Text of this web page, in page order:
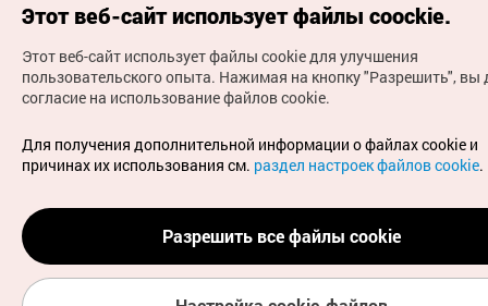
(с) Национальная организация туризма Кореи Все
права защищены
Для извещения об ошибках и проблемах, связанных с
работой веб-сайта, направляйте ваши запросы на
официальный адрес электронной почты
russian@knto.or.kr
Этот веб-сайт использует файлы coockie.
Этот веб-сайт использует файлы cookie для улучшения
пользовательского опыта. Нажимая на кнопку "Разрешить", вы
согласие на использование файлов cookie.
Для получения дополнительной информации о файлах cookie и
причинах их использования см. раздел настроек файлов cookie.
Разрешить все файлы cookie